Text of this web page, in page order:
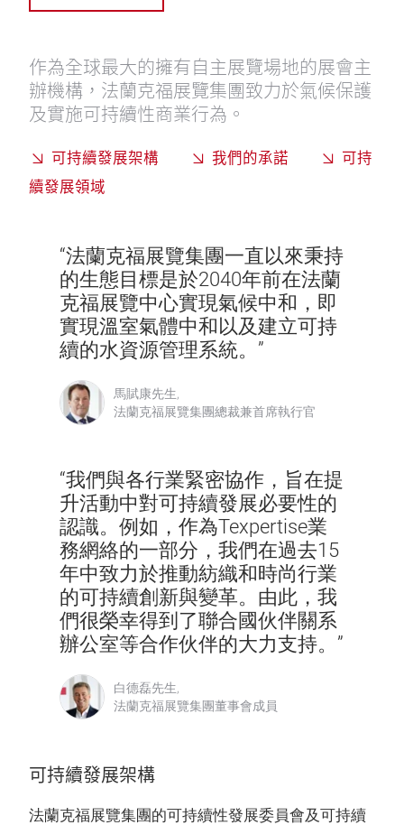
作為全球最大的擁有自主展覽場地的展會主
辦機構，法蘭克福展覽集團致力於氣候保護
及實施可持續性商業行為。
可持續發展架構 我們的承諾
可持
續發展領域
“法蘭克福展覽集團一直以來秉持
的生態目標是於2040年前在法蘭
克福展覽中心實現氣候中和，即
實現溫室氣體中和以及建立可持
續的水資源管理系統。”
馬賦康先生,
法蘭克福展覽集團總裁兼首席執行官
“我們與各行業緊密協作，旨在提
升活動中對可持續發展必要性的
認識。例如，作為Texpertise業
務網絡的一部分，我們在過去15
年中致力於推動紡織和時尚行業
的可持續創新與變革。由此，我
們很榮幸得到了聯合國伙伴關系
辦公室等合作伙伴的大力支持。”
白德磊先生,
法蘭克福展覽集團董事會成員
可持續發展架構
法蘭克福展覽集團的可持續性發展委員會及可持續